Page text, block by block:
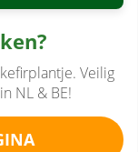
Veilig
NL & BE!